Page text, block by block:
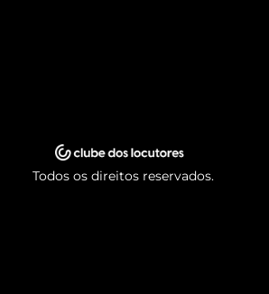
Todos os direitos reservados.